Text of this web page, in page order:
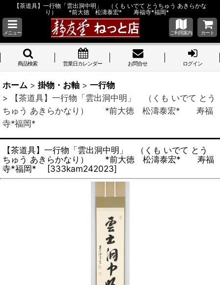
【茶道具】一行物「雲出洞中明」 （くも いでて とうちゅう あきらかな
り） *前大徳 松濤泰宏* 寿福寺*福岡*
メニュー ご利用案内 カート
商品検索 営業日カレンダー お問合せ ログイン
ホーム > 掛物・お軸 > 一行物
>
【茶道具】一行物「雲出洞中明」 （くも いでて とう
ちゅう あきらかなり） *前大徳 松濤泰宏* 寿福
寺*福岡*
【茶道具】一行物「雲出洞中明」 （くも いでて とう
ちゅう あきらかなり） *前大徳 松濤泰宏* 寿福
寺*福岡*
[333kam242023]